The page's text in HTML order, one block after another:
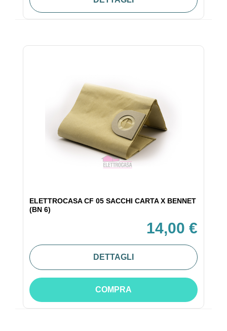
ELETTROCASA CF 05 SACCHI CARTA X BENNET
(BN 6)
14,00 €
DETTAGLI
COMPRA